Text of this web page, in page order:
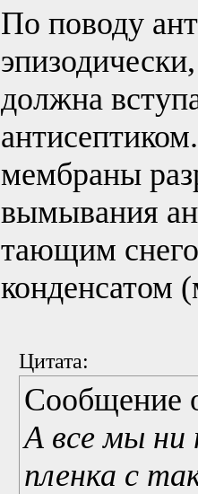
По поводу
должна
мембраны
вымывания
тающим
конденсатом
Цитата:
Сообщение
А все мы ни
пленка с